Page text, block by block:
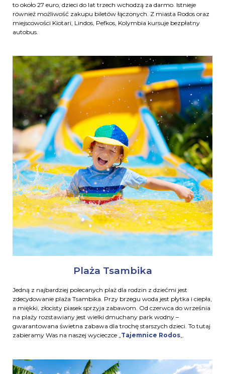
to około 27 euro, dzieci do lat trzech wchodzą za darmo. Istnieje
również możliwość zakupu biletów łączonych. Z miasta Rodos oraz
miejscowości Kiotari, Lindos, Pefkos, Kolymbia kursuje bezpłatny
autobus.
Plaża Tsambika
Jedną z najbardziej polecanych plaż dla rodzin z dziećmi jest
zdecydowanie plaża Tsambika. Przy brzegu woda jest płytka i ciepła,
a miękki, złocisty piasek sprzyja zabawom. Od czerwca do września
na plaży rozstawiany jest wielki dmuchany park wodny –
gwarantowana świetna zabawa dla trochę starszych dzieci. To tutaj
zabieramy Was na naszej wycieczce „ Tajemnice Rodos